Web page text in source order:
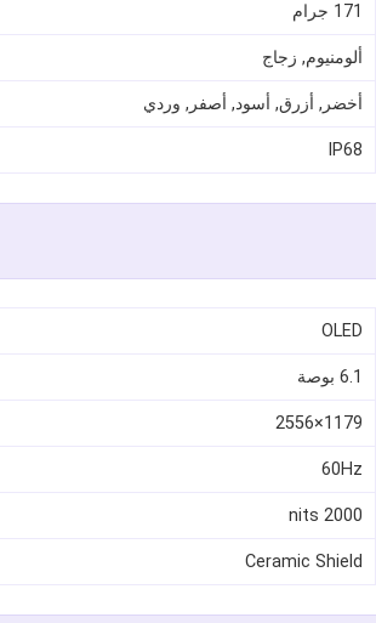
171 جرام
ألومنيوم, زجاج
أخضر, أزرق, أسود, أصفر, وردي
IP68
OLED
6.1 بوصة
1179×2556
60Hz
2000 nits
Ceramic Shield